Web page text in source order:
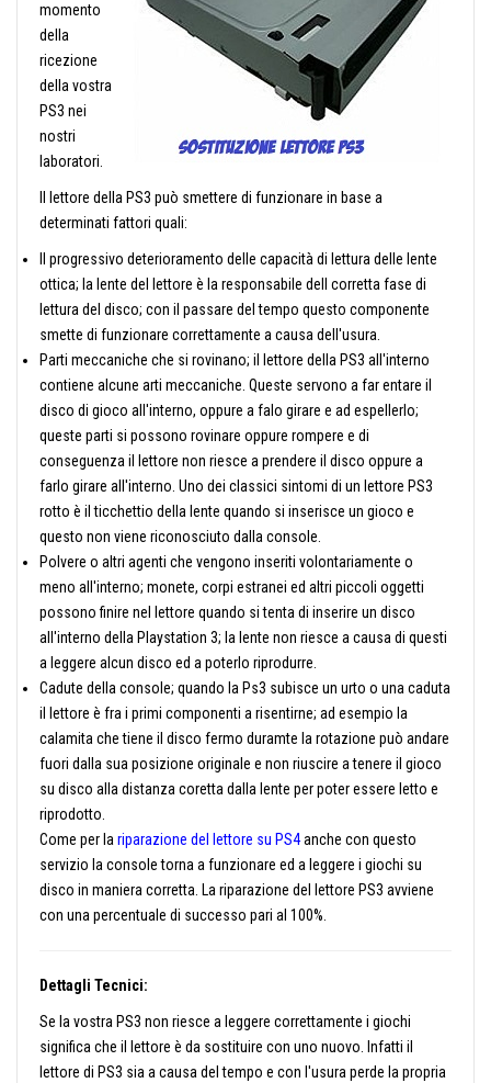
momento
della
ricezione
della vostra
PS3 nei
nostri
laboratori.
Il lettore della PS3 può smettere di funzionare in base a
determinati fattori quali:
Il progressivo deterioramento delle capacità di lettura delle lente
ottica; la lente del lettore è la responsabile dell corretta fase di
lettura del disco; con il passare del tempo questo componente
smette di funzionare correttamente a causa dell'usura.
Parti meccaniche che si rovinano; il lettore della PS3 all'interno
contiene alcune arti meccaniche. Queste servono a far entare il
disco di gioco all'interno, oppure a falo girare e ad espellerlo;
queste parti si possono rovinare oppure rompere e di
conseguenza il lettore non riesce a prendere il disco oppure a
farlo girare all'interno. Uno dei classici sintomi di un lettore PS3
rotto è il ticchettio della lente quando si inserisce un gioco e
questo non viene riconosciuto dalla console.
Polvere o altri agenti che vengono inseriti volontariamente o
meno all'interno; monete, corpi estranei ed altri piccoli oggetti
possono finire nel lettore quando si tenta di inserire un disco
all'interno della Playstation 3; la lente non riesce a causa di questi
a leggere alcun disco ed a poterlo riprodurre.
Cadute della console; quando la Ps3 subisce un urto o una caduta
il lettore è fra i primi componenti a risentirne; ad esempio la
calamita che tiene il disco fermo duramte la rotazione può andare
fuori dalla sua posizione originale e non riuscire a tenere il gioco
su disco alla distanza coretta dalla lente per poter essere letto e
riprodotto.
Come per lariparazione del lettore su PS4anche con questo
servizio la console torna a funzionare ed a leggere i giochi su
disco in maniera corretta. La riparazione del lettore PS3 avviene
con una percentuale di successo pari al 100%.
Dettagli Tecnici:
Se la vostra PS3 non riesce a leggere correttamente i giochi
significa che il lettore è da sostituire con uno nuovo. Infatti il
lettore di PS3 sia a causa del tempo e con l'usura perde la propria